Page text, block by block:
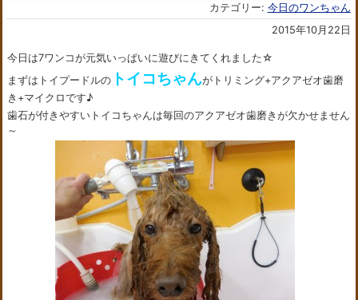
カテゴリー: 今日のワンちゃん
2015年10月22日
今日は7ワンコが元気いっぱいに遊びにきてくれました☆
まずはトイプードルの トイコちゃんがトリミング+アクアゼオ歯磨
き+マイクロです♪
歯石が付きやすいトイコちゃんは毎回のアクアゼオ歯磨きが欠かせません
～